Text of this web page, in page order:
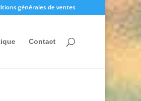
générales de ventes
Contact